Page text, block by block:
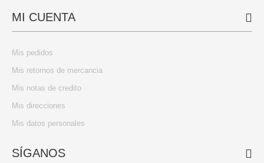
MI CUENTA
Mis pedidos
Mis retornos de mercancia
Mis notas de credito
Mis direcciones
Mis datos personales
SÍGANOS